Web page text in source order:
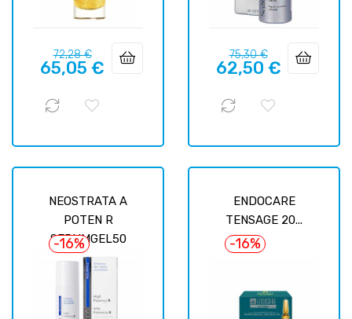
Prix
habituel
72,28 €Prix
65,05 €
Prix
habituel
75,30 €Prix
62,50 €
NEOSTRATA A
POTEN R
SERUMGEL50
-16%
ENDOCARE
TENSAGE 20...
-16%